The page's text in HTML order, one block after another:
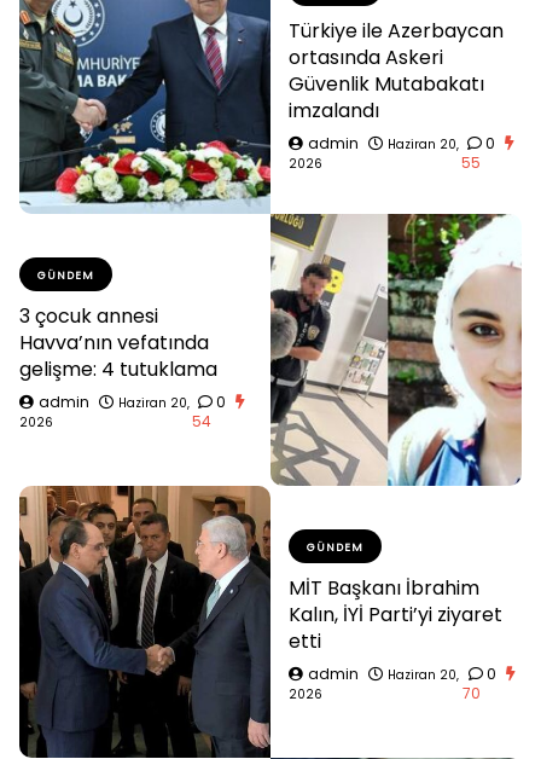
Türkiye ile Azerbaycan
ortasında Askeri
Güvenlik Mutabakatı
imzalandı
admin
Haziran 20,
2026
0
55
GÜNDEM
3 çocuk annesi
Havva’nın vefatında
gelişme: 4 tutuklama
admin
Haziran 20,
2026
0
54
GÜNDEM
MİT Başkanı İbrahim
Kalın, İYİ Parti’yi ziyaret
etti
admin
Haziran 20,
2026
0
70